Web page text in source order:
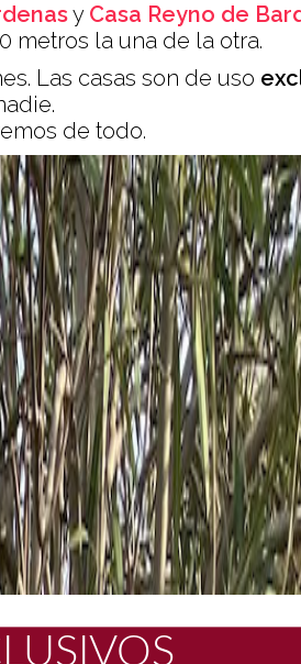
y Casa Reyno de
metros la una de la otra.
Las casas son de uso
de todo.